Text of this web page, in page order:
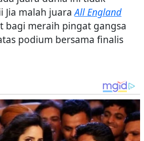
Jia malah juaraAll England
bagi meraih pingat gangsa
podium bersama finalis